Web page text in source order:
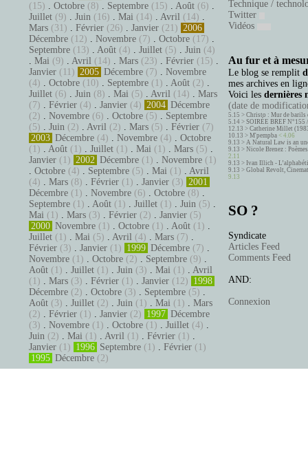
(15) . Octobre (8) . Septembre (15) . Août (6) .
Juillet (9) . Juin (16) . Mai (14) . Avril (14) .
Mars (31) . Février (26) . Janvier (21) 2006
Décembre (12) . Novembre (7) . Octobre (17) .
Septembre (13) . Août (4) . Juillet (5) . Juin (4)
. Mai (9) . Avril (14) . Mars (23) . Février (15) .
Janvier (11) 2005 Décembre (7) . Novembre
(4) . Octobre (10) . Septembre (1) . Août (2) .
Juillet (6) . Juin (8) . Mai (5) . Avril (14) . Mars
(7) . Février (4) . Janvier (4) 2004 Décembre
(2) . Novembre (6) . Octobre (5) . Septembre
(5) . Juin (2) . Avril (2) . Mars (5) . Février (7)
2003 Décembre (4) . Novembre (4) . Octobre
(1) . Août (1) . Juillet (1) . Mai (1) . Mars (5) .
Janvier (1) 2002 Décembre (1) . Novembre (1)
. Octobre (4) . Septembre (5) . Mai (1) . Avril
(4) . Mars (8) . Février (1) . Janvier (3) 2001
Décembre (1) . Novembre (6) . Octobre (8) .
Septembre (1) . Août (1) . Juillet (1) . Juin (5) .
Mai (1) . Mars (3) . Février (2) . Janvier (5)
2000 Novembre (1) . Octobre (1) . Août (1) .
Juillet (1) . Mai (5) . Avril (4) . Mars (7) .
Février (3) . Janvier (1) 1999 Décembre (7) .
Novembre (1) . Octobre (2) . Septembre (9) .
Août (1) . Juillet (1) . Juin (3) . Mai (1) . Avril
(1) . Mars (3) . Février (1) . Janvier (12) 1998
Décembre (2) . Octobre (3) . Septembre (5) .
Août (3) . Juillet (2) . Juin (1) . Mai (1) . Mars
(2) . Février (1) . Janvier (2) 1997 Décembre
(3) . Novembre (1) . Octobre (1) . Juillet (4) .
Juin (2) . Mai (1) . Avril (1) . Février (1) .
Janvier (1) 1996 Septembre (1) . Février (1)
1995 Décembre (2)
Technique /
Twitter
Vidéos
Au fur et à
Le blog se remplit
mes archives en
Voici les dernières
(date de
5.15 > Christo : Mur de barils
5.14 > SOIRÉE BREF
12.13 > Catherine Millet
10.13 > M'pempba < 4.06
9.13 > A Natural Law is an
9.13 > Nicole Brenez :
2.11
9.13 > Ivan Illich -
9.13 > Global Revolt,
9.13
SO ?
Syndicate
Articles Feed
Comments Feed
AND:
Connexion